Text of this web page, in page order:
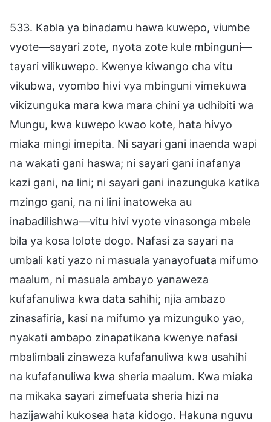
533. Kabla ya binadamu hawa kuwepo, viumbe
vyote—sayari zote, nyota zote kule mbinguni—
tayari vilikuwepo. Kwenye kiwango cha vitu
vikubwa, vyombo hivi vya mbinguni vimekuwa
vikizunguka mara kwa mara chini ya udhibiti wa
Mungu, kwa kuwepo kwao kote, hata hivyo
miaka mingi imepita. Ni sayari gani inaenda wapi
na wakati gani haswa; ni sayari gani inafanya
kazi gani, na lini; ni sayari gani inazunguka katika
mzingo gani, na ni lini inatoweka au
inabadilishwa—vitu hivi vyote vinasonga mbele
bila ya kosa lolote dogo. Nafasi za sayari na
umbali kati yazo ni masuala yanayofuata mifumo
maalum, ni masuala ambayo yanaweza
kufafanuliwa kwa data sahihi; njia ambazo
zinasafiria, kasi na mifumo ya mizunguko yao,
nyakati ambapo zinapatikana kwenye nafasi
mbalimbali zinaweza kufafanuliwa kwa usahihi
na kufafanuliwa kwa sheria maalum. Kwa miaka
na mikaka sayari zimefuata sheria hizi na
hazijawahi kukosea hata kidogo. Hakuna nguvu